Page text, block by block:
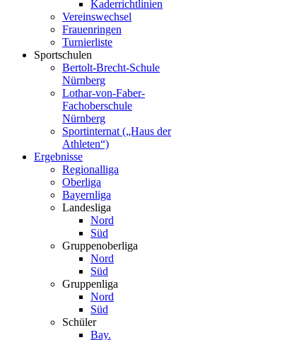
Kaderrichtlinien
Vereinswechsel
Frauenringen
Turnierliste
Sportschulen
Bertolt-Brecht-Schule
Nürnberg
Lothar-von-Faber-
Fachoberschule
Nürnberg
Sportinternat („Haus der
Athleten“)
Ergebnisse
Regionalliga
Oberliga
Bayernliga
Landesliga
Nord
Süd
Gruppenoberliga
Nord
Süd
Gruppenliga
Nord
Süd
Schüler
Bay.